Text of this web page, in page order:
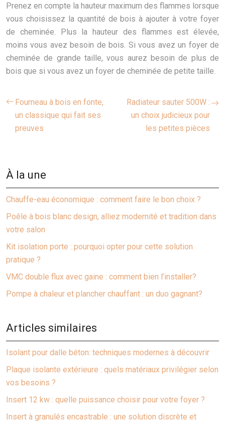
Prenez en compte la hauteur maximum des flammes lorsque
vous choisissez la quantité de bois à ajouter à votre foyer
de cheminée. Plus la hauteur des flammes est élevée,
moins vous avez besoin de bois. Si vous avez un foyer de
cheminée de grande taille, vous aurez besoin de plus de
bois que si vous avez un foyer de cheminée de petite taille.
Fourneau à bois en fonte,
un classique qui fait ses
preuves
Radiateur sauter 500W :
un choix judicieux pour
les petites pièces
À la une
Chauffe-eau économique : comment faire le bon choix ?
Poêle à bois blanc design, alliez modernité et tradition dans
votre salon
Kit isolation porte : pourquoi opter pour cette solution
pratique ?
VMC double flux avec gaine : comment bien l’installer?
Pompe à chaleur et plancher chauffant : un duo gagnant?
Articles similaires
Isolant pour dalle béton: techniques modernes à découvrir
Plaque isolante extérieure : quels matériaux privilégier selon
vos besoins ?
Insert 12 kw : quelle puissance choisir pour votre foyer ?
Insert à granulés encastrable : une solution discrète et